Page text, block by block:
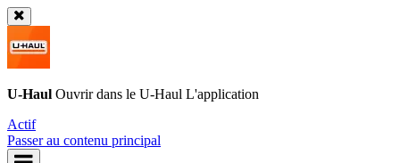
U-Haul Ouvrir dans le U-Haul L'application
Actif
Passer au contenu principal